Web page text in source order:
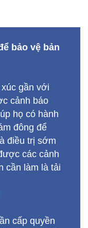
bảo vệ bản
gần với
cảnh báo
họ có hành
đông để
điều trị sớm
các cảnh
cần làm là tải
cấp quyền